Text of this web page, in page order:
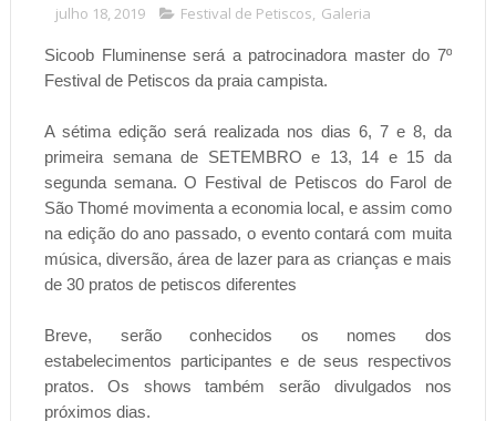
julho 18, 2019 Festival de Petiscos, Galeria
Sicoob Fluminense será a patrocinadora master do 7º
Festival de Petiscos da praia campista.
A sétima edição será realizada nos dias 6, 7 e 8, da
primeira semana de SETEMBRO e 13, 14 e 15 da
segunda semana. O Festival de Petiscos do Farol de
São Thomé movimenta a economia local, e assim como
na edição do ano passado, o evento contará com muita
música, diversão, área de lazer para as crianças e mais
de 30 pratos de petiscos diferentes
Breve, serão conhecidos os nomes dos
estabelecimentos participantes e de seus respectivos
pratos. Os shows também serão divulgados nos
próximos dias.